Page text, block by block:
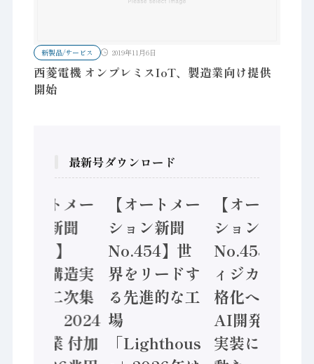
新製品/サービス 2019年11月6日
西菱電機 オンプレミスIoT、製造業向け提供
開始
最新号ダウンロード
【オートメー
ション新聞
No.455】
「経済構造実
態調査二次集
計結果」2024
年製造業 付加
【オートメー
ション新聞
No.454】世
界をリードす
る先進的な工
場
「Lighthous
【オートメー
ション新聞
No.453】フ
ィジカルAI本
格化へ 国産
AI開発や社会
実装に活発な